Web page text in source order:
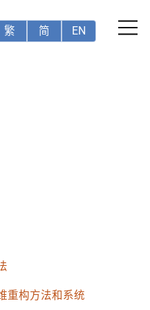
繁 简 EN
重构方法和系统